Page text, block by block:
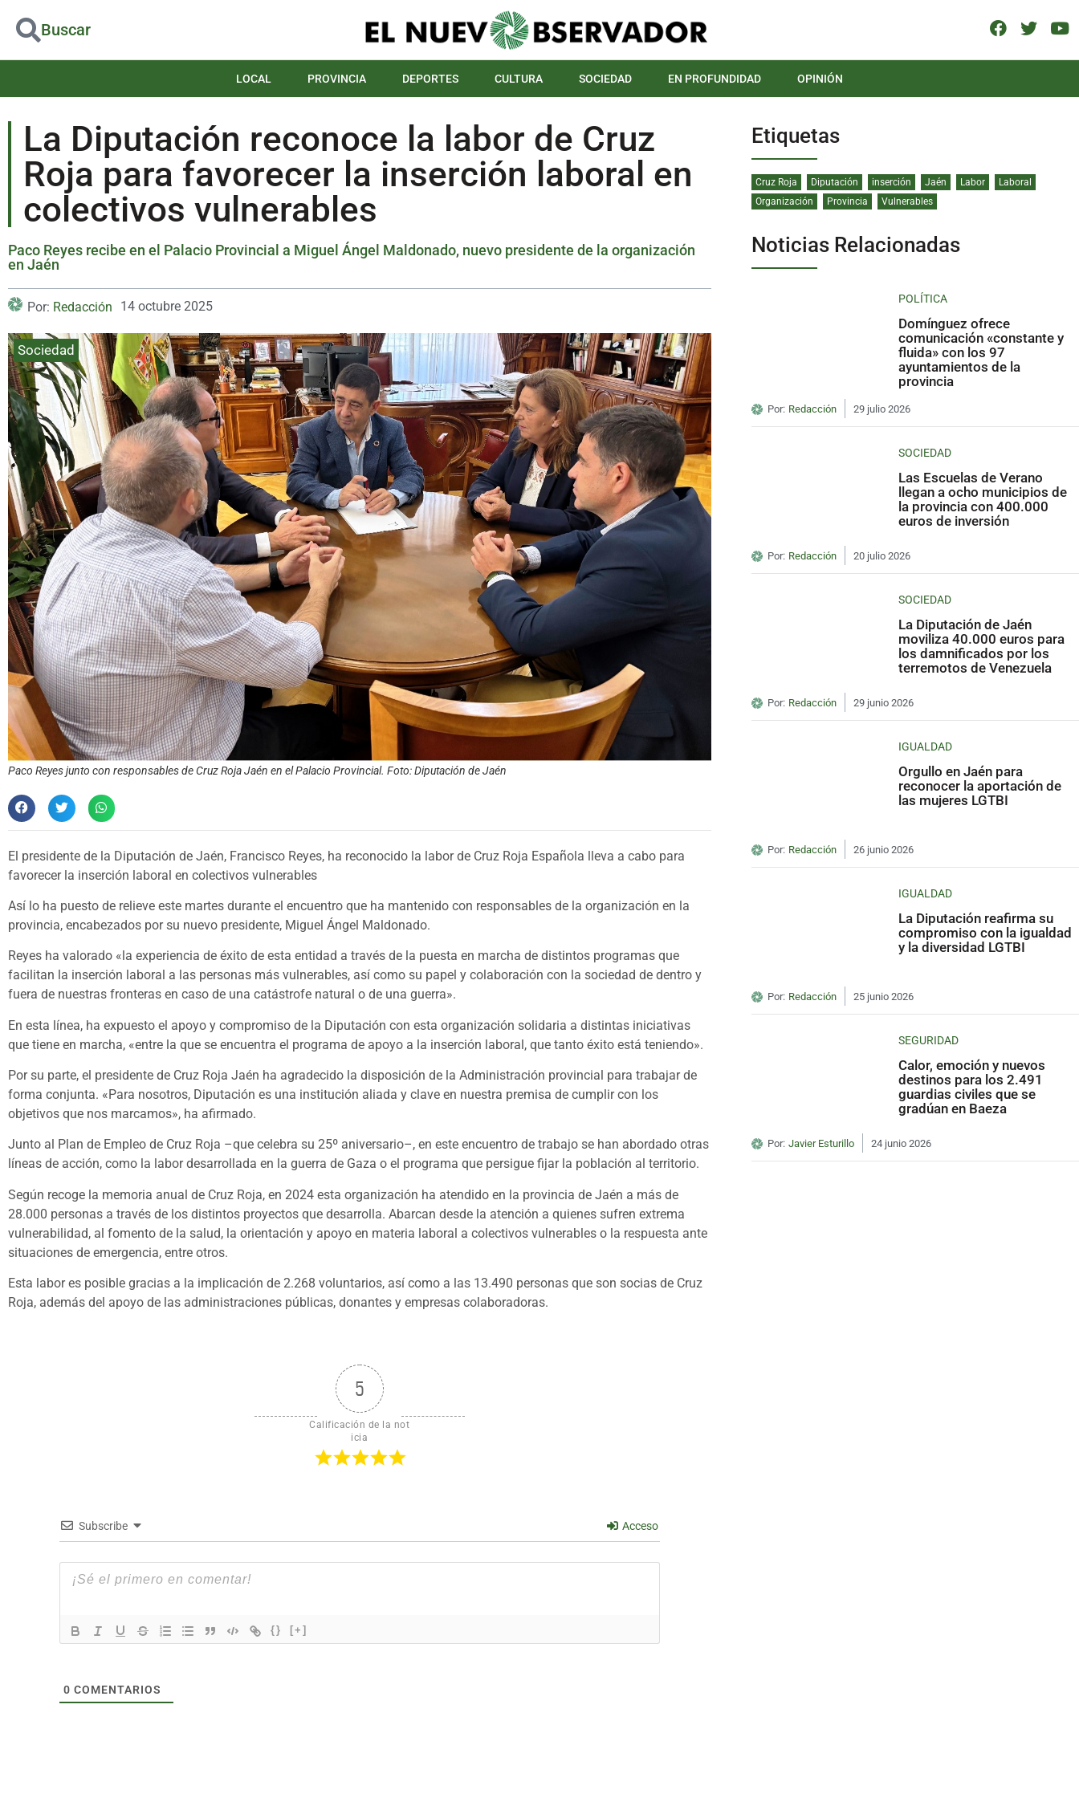
Buscar
LOCAL PROVINCIA DEPORTES CULTURA SOCIEDAD EN PROFUNDIDAD OPINIÓN
La Diputación reconoce la labor de Cruz
Roja para favorecer la inserción laboral en
colectivos vulnerables
Paco Reyes recibe en el Palacio Provincial a Miguel Ángel Maldonado, nuevo presidente de la organización
en Jaén
Por: Redacción 14 octubre 2025
Sociedad
Paco Reyes junto con responsables de Cruz Roja Jaén en el Palacio Provincial. Foto: Diputación de Jaén
El presidente de la Diputación de Jaén, Francisco Reyes, ha reconocido la labor de Cruz Roja Española lleva a cabo para
favorecer la inserción laboral en colectivos vulnerables
Así lo ha puesto de relieve este martes durante el encuentro que ha mantenido con responsables de la organización en la
provincia, encabezados por su nuevo presidente, Miguel Ángel Maldonado.
Reyes ha valorado «la experiencia de éxito de esta entidad a través de la puesta en marcha de distintos programas que
facilitan la inserción laboral a las personas más vulnerables, así como su papel y colaboración con la sociedad de dentro y
fuera de nuestras fronteras en caso de una catástrofe natural o de una guerra».
En esta línea, ha expuesto el apoyo y compromiso de la Diputación con esta organización solidaria a distintas iniciativas
que tiene en marcha, «entre la que se encuentra el programa de apoyo a la inserción laboral, que tanto éxito está teniendo».
Por su parte, el presidente de Cruz Roja Jaén ha agradecido la disposición de la Administración provincial para trabajar de
forma conjunta. «Para nosotros, Diputación es una institución aliada y clave en nuestra premisa de cumplir con los
objetivos que nos marcamos», ha afirmado.
Junto al Plan de Empleo de Cruz Roja –que celebra su 25º aniversario–, en este encuentro de trabajo se han abordado otras
líneas de acción, como la labor desarrollada en la guerra de Gaza o el programa que persigue fijar la población al territorio.
Según recoge la memoria anual de Cruz Roja, en 2024 esta organización ha atendido en la provincia de Jaén a más de
28.000 personas a través de los distintos proyectos que desarrolla. Abarcan desde la atención a quienes sufren extrema
vulnerabilidad, al fomento de la salud, la orientación y apoyo en materia laboral a colectivos vulnerables o la respuesta ante
situaciones de emergencia, entre otros.
Esta labor es posible gracias a la implicación de 2.268 voluntarios, así como a las 13.490 personas que son socias de Cruz
Roja, además del apoyo de las administraciones públicas, donantes y empresas colaboradoras.
5
Calificación de la not
icia
Subscribe Acceso
{} [+]
0 COMENTARIOS
Etiquetas
Cruz Roja Diputación inserción Jaén Labor
Laboral
Organización
Provincia Vulnerables
Noticias Relacionadas
POLÍTICA
Domínguez ofrece
comunicación «constante y
fluida» con los 97
ayuntamientos de la
provincia
Por: Redacción 29 julio 2026
SOCIEDAD
Las Escuelas de Verano
llegan a ocho municipios de
la provincia con 400.000
euros de inversión
Por: Redacción 20 julio 2026
SOCIEDAD
La Diputación de Jaén
moviliza 40.000 euros para
los damnificados por los
terremotos de Venezuela
Por: Redacción 29 junio 2026
IGUALDAD
Orgullo en Jaén para
reconocer la aportación de
las mujeres LGTBI
Por: Redacción 26 junio 2026
IGUALDAD
La Diputación reafirma su
compromiso con la igualdad
y la diversidad LGTBI
Por: Redacción 25 junio 2026
SEGURIDAD
Calor, emoción y nuevos
destinos para los 2.491
guardias civiles que se
gradúan en Baeza
Por: Javier Esturillo 24 junio 2026